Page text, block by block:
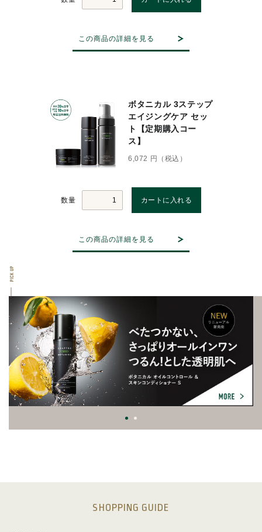
この商品の詳細を見る
ボタニカル 3ステップ
エイジングケア セッ
ト【定期購入コー
ス】
6,072 円（税込）
数量
この商品の詳細を見る
SHOPPING GUIDE